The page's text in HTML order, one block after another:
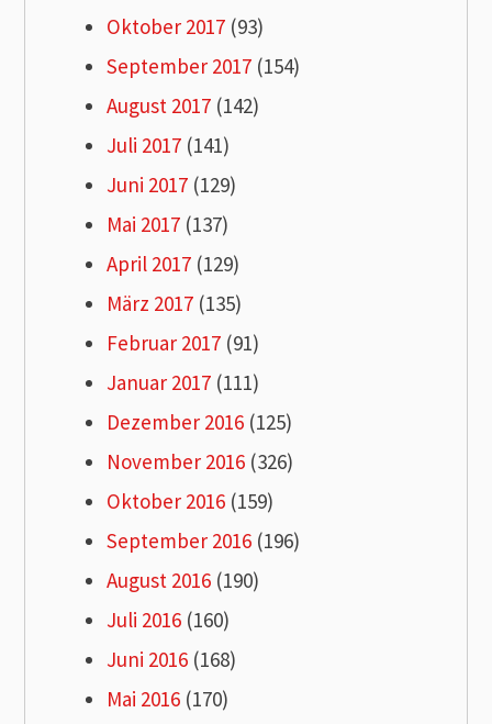
Oktober 2017 (93)
September 2017 (154)
August 2017 (142)
Juli 2017 (141)
Juni 2017 (129)
Mai 2017 (137)
April 2017 (129)
März 2017 (135)
Februar 2017 (91)
Januar 2017 (111)
Dezember 2016 (125)
November 2016 (326)
Oktober 2016 (159)
September 2016 (196)
August 2016 (190)
Juli 2016 (160)
Juni 2016 (168)
Mai 2016 (170)